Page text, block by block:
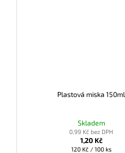
Plastová miska 150ml
Skladem
0,99 Kč bez DPH
1,20 Kč
Měrná
120 Kč / 100 ks